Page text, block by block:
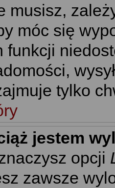
musisz,
móc się
funkcji
tylko
jestem
opcji
zawsze